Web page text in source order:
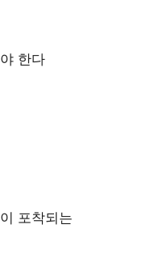
한다
포착되는